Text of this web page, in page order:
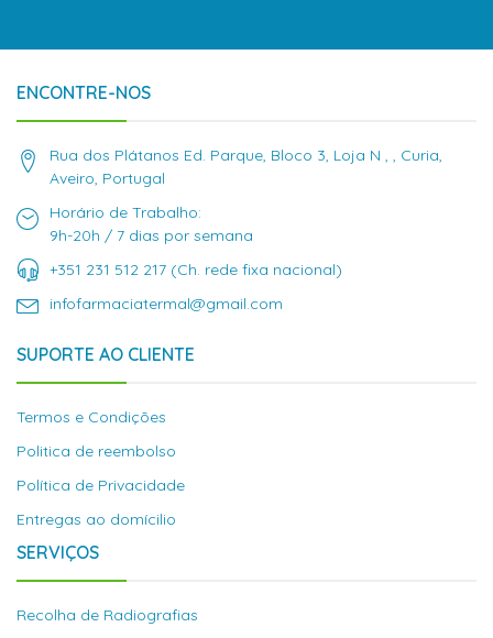
ENCONTRE-NOS
Rua dos Plátanos Ed. Parque, Bloco 3, Loja N , , Curia,
Aveiro, Portugal
Horário de Trabalho:
9h-20h / 7 dias por semana
+351 231 512 217 (Ch. rede fixa nacional)
infofarmaciatermal@gmail.com
SUPORTE AO CLIENTE
Termos e Condições
Politica de reembolso
Política de Privacidade
Entregas ao domícilio
SERVIÇOS
Recolha de Radiografias